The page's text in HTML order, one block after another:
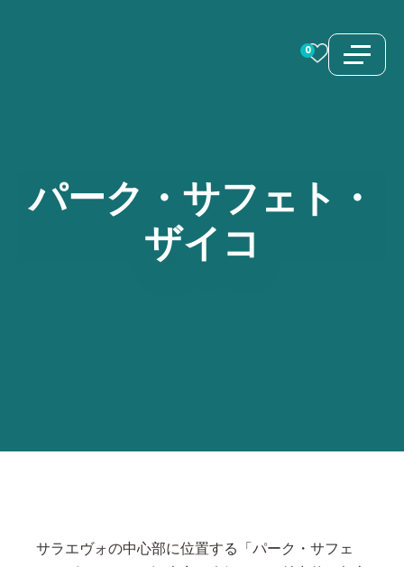
0
パーク・サフェト・
ザイコ
サラエヴォの中心部に位置する「パーク・サフェ